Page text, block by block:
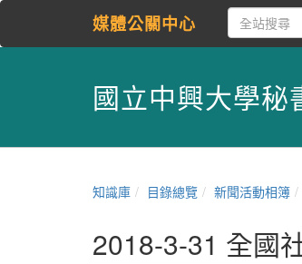
媒體公關中心
國立中興大學秘
知識庫 目錄總覽 新聞活動相簿
2018-3-31 全國